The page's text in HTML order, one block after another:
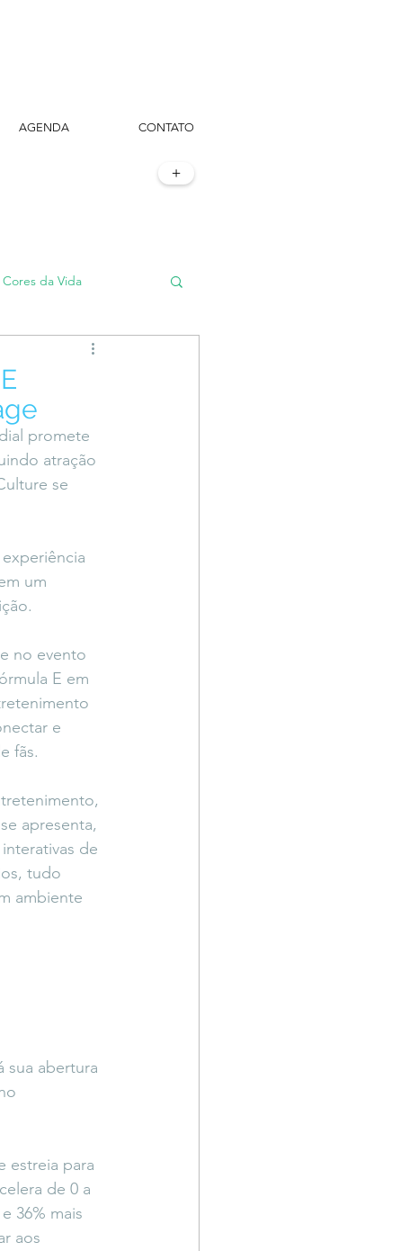
Cores da Vida
#TôemSampa, meu!
Território Livre
promete
atração
se
um
no evento
E em
e
fãs.
apresenta,
de
tudo
ambiente
sua abertura
estreia para
de 0 a
36% mais
aos
+
AGENDA CONTATO